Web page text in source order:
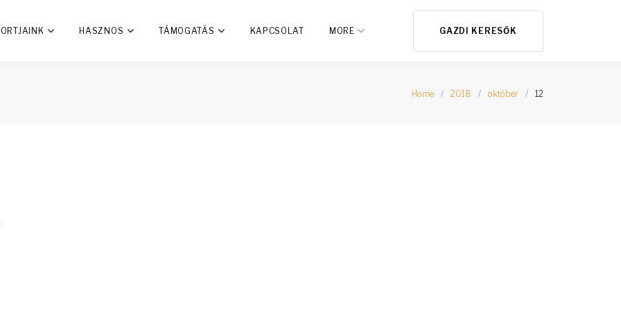
HASZNOS TÁMOGATÁS KAPCSOLAT MORE GAZDI KERESŐK
Home / 2018 / október / 12